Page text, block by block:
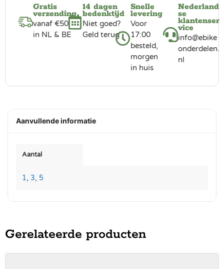
Gratis
verzending
vanaf €50
in NL & BE
14 dagen
bedenktijd
Niet goed?
Geld terug
Snelle
levering
Voor
17:00
besteld,
morgen
in huis
Nederland
se
klantenser
vice
info@ebike
onderdelen.
nl
Aanvullende informatie
Aantal
1, 3, 5
Gerelateerde producten